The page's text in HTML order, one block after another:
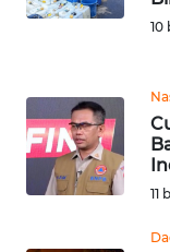
10
11
WN
BEKASI